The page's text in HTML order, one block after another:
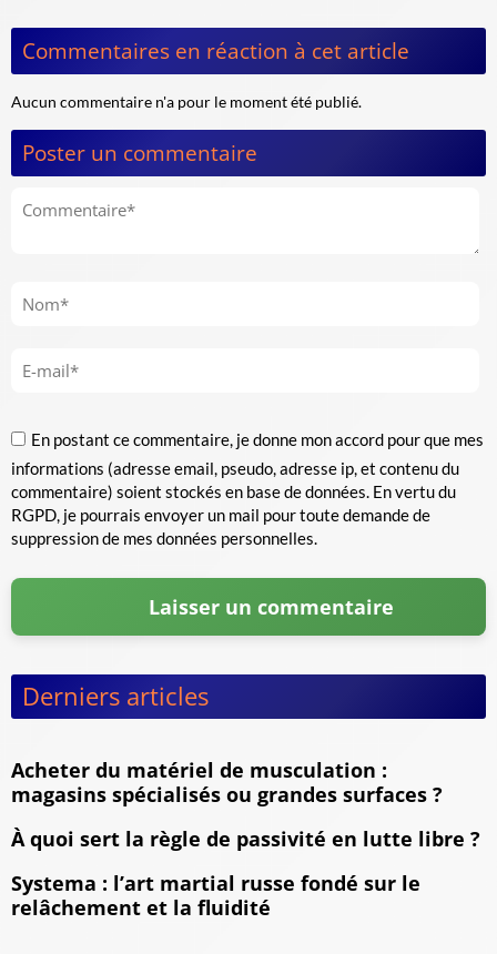
Commentaires en réaction à cet article
Aucun commentaire n'a pour le moment été publié.
Poster un commentaire
En postant ce commentaire, je donne mon accord pour que mes
informations (adresse email, pseudo, adresse ip, et contenu du
commentaire) soient stockés en base de données. En vertu du
RGPD, je pourrais envoyer un mail pour toute demande de
suppression de mes données personnelles.
Derniers articles
Acheter du matériel de musculation :
magasins spécialisés ou grandes surfaces ?
À quoi sert la règle de passivité en lutte libre ?
Systema : l’art martial russe fondé sur le
relâchement et la fluidité